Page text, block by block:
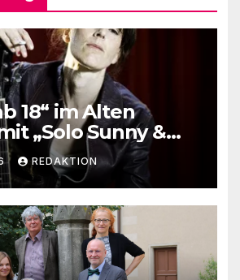
18“ im Alten
„Solo Sunny &
REDAKTION